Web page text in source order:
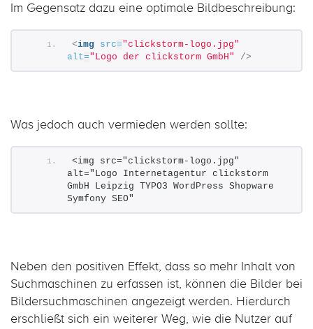
Im Gegensatz dazu eine optimale Bildbeschreibung:
<img src="clickstorm-logo.jpg"
alt="Logo der clickstorm GmbH" />
Was jedoch auch vermieden werden sollte:
<img src="clickstorm-logo.jpg"
alt="Logo Internetagentur clickstorm
GmbH Leipzig TYPO3 WordPress Shopware
Symfony SEO"
Neben den positiven Effekt, dass so mehr Inhalt von
Suchmaschinen zu erfassen ist, können die Bilder bei
Bildersuchmaschinen angezeigt werden. Hierdurch
erschließt sich ein weiterer Weg, wie die Nutzer auf